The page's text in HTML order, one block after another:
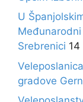
U
Srebrenici
gradove